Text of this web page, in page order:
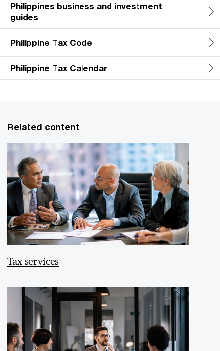
Philippines business and investment
guides
Philippine Tax Code
Philippine Tax Calendar
Related content
Tax services